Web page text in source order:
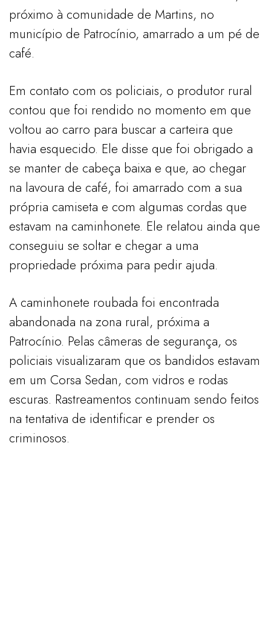
próximo à comunidade de Martins, no
município de Patrocínio, amarrado a um pé de
café.
Em contato com os policiais, o produtor rural
contou que foi rendido no momento em que
voltou ao carro para buscar a carteira que
havia esquecido. Ele disse que foi obrigado a
se manter de cabeça baixa e que, ao chegar
na lavoura de café, foi amarrado com a sua
própria camiseta e com algumas cordas que
estavam na caminhonete. Ele relatou ainda que
conseguiu se soltar e chegar a uma
propriedade próxima para pedir ajuda.
A caminhonete roubada foi encontrada
abandonada na zona rural, próxima a
Patrocínio. Pelas câmeras de segurança, os
policiais visualizaram que os bandidos estavam
em um Corsa Sedan, com vidros e rodas
escuras. Rastreamentos continuam sendo feitos
na tentativa de identificar e prender os
criminosos.